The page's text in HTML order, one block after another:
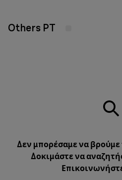
Others PT
Δεν μπορέσαμε να βρούμε
Δοκιμάστε να